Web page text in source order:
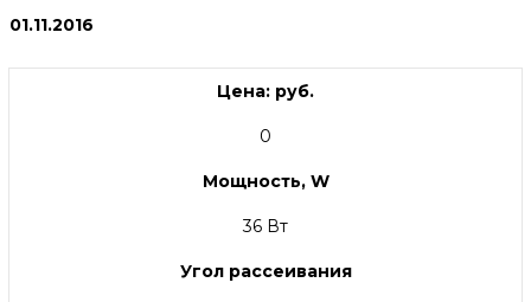
01.11.2016
Цена: руб.
0
Мощность, W
36 Вт
Угол рассеивания